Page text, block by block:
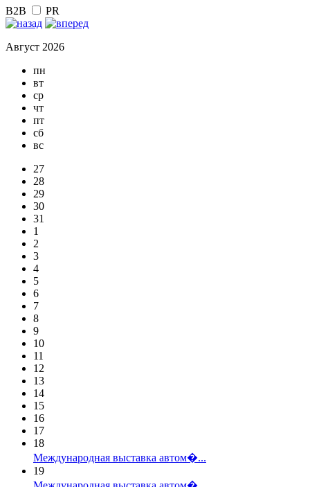
B2B PR
Август 2026
пн
вт
ср
чт
пт
сб
вс
27
28
29
30
31
1
2
3
4
5
6
7
8
9
10
11
12
13
14
15
16
17
18
Международная выставка автом�...
19